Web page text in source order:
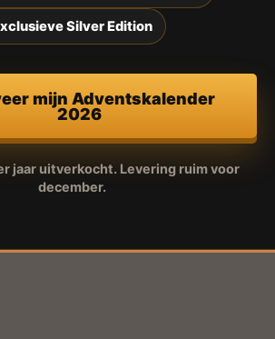
Silver Edition
mijn Adventskalender
2026
jaar uitverkocht. Levering ruim voor
december.